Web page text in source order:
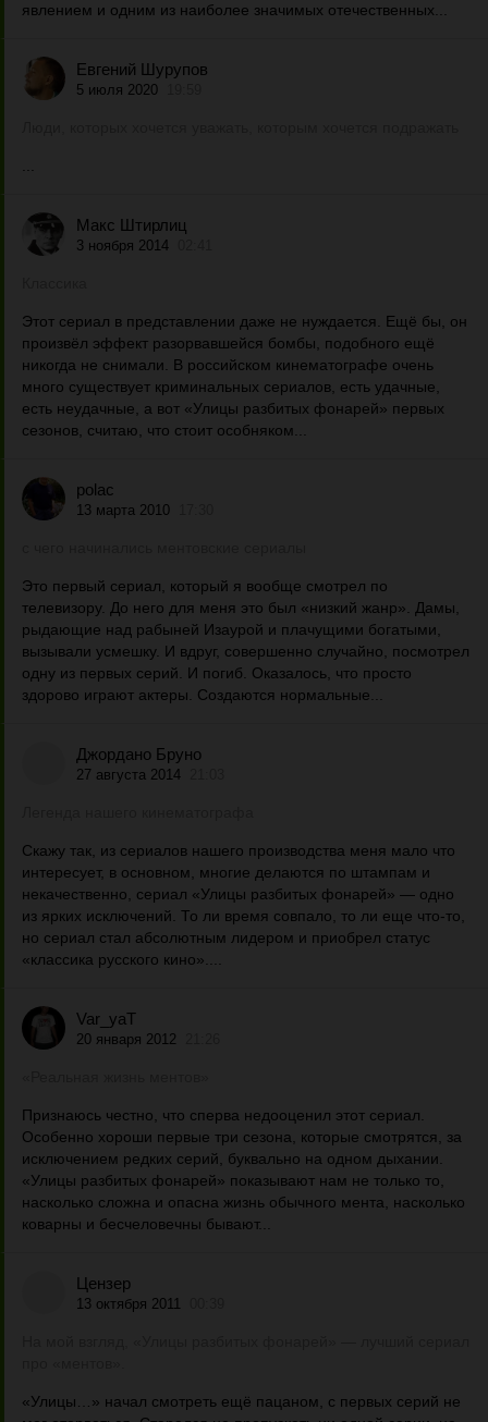
явлением и одним из наиболее значимых отечественных...
Евгений Шурупов
5 июля 2020
Макс Штирлиц
3 ноября 2014
Этот сериал в представлении даже не нуждается. Ещё бы, он
произвёл эффект разорвавшейся бомбы, подобного ещё
никогда не снимали. В российском кинематографе очень
много существует криминальных сериалов, есть удачные,
есть неудачные, а вот «Улицы разбитых фонарей» первых
сезонов, считаю, что стоит особняком...
polac
13 марта 2010
Это первый сериал, который я вообще смотрел по
телевизору. До него для меня это был «низкий жанр». Дамы,
рыдающие над рабыней Изаурой и плачущими богатыми,
вызывали усмешку. И вдруг, совершенно случайно, посмотрел
одну из первых серий. И погиб. Оказалось, что просто
здорово играют актеры. Создаются нормальные...
Джордано Бруно
27 августа 2014
Скажу так, из сериалов нашего производства меня мало что
интересует, в основном, многие делаются по штампам и
некачественно, сериал «Улицы разбитых фонарей» — одно
из ярких исключений. То ли время совпало, то ли еще что-то,
но сериал стал абсолютным лидером и приобрел статус
«классика русского кино»....
Var_yaT
20 января 2012
Признаюсь честно, что сперва недооценил этот сериал.
Особенно хороши первые три сезона, которые смотрятся, за
исключением редких серий, буквально на одном дыхании.
«Улицы разбитых фонарей» показывают нам не только то,
насколько сложна и опасна жизнь обычного мента, насколько
коварны и бесчеловечны бывают...
Цензер
13 октября 2011
«Улицы…» начал смотреть ещё пацаном, с первых серий не